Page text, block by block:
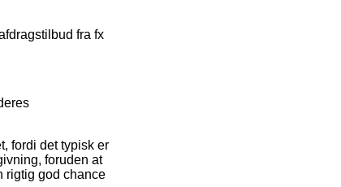
fra fx
fordi det typisk er
foruden at
rigtig god chance